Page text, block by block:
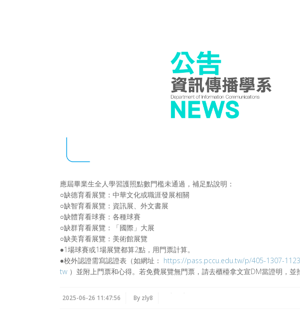
應屆畢業生全人學習護照點數門檻未通過，補足點說明：
○缺德育看展覽：中華文化或職涯發展相關
○缺智育看展覽：資訊展、外文書展
○缺體育看球賽：各種球賽
○缺群育看展覽：「國際」大展
○缺美育看展覽：美術館展覽
●1場球賽或1場展覽都算2點，用門票計算。
●校外認證需寫認證表（如網址： https://pass.pccu.edu.tw/p/405-1307-
tw ）並附上門票和心得。若免費展覽無門票，請去櫃檯拿文宣DM當證明，並
2025-06-26 11:47:56 By zly8